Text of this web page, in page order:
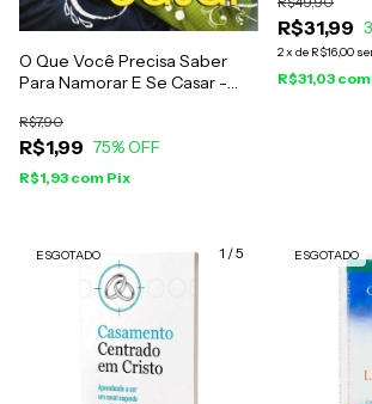
O Que Você Precisa Saber
Para Namorar E Se Casar -
R$1,99
R$7,90
75% OFF
R$1,93 com Pix
R$31,99
2x de R$16,00
R$31,03 com
1 /5
ESGOTADO ESGOTADO